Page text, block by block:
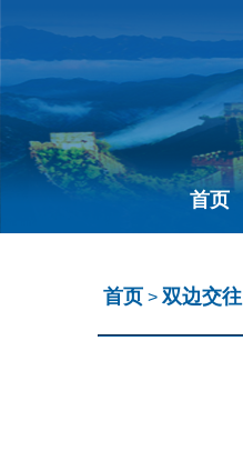
首页
首页 > 双边交往